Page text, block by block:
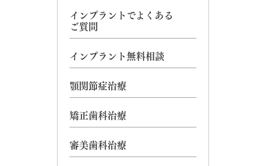
インプラントでよくある
ご質問
インプラント無料相談
顎関節症治療
矯正歯科治療
審美歯科治療